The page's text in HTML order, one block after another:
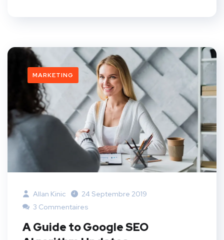
MARKETING
Allan Kinic
24 Septembre 2019
3 Commentaires
A Guide to Google SEO